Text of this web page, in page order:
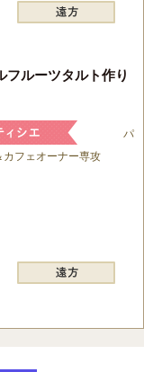
フルーツタルト作り
パ
カフェオーナー専攻